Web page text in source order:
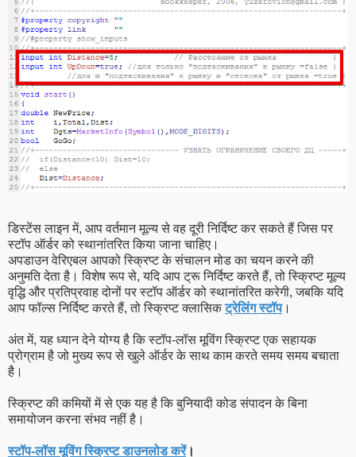
डिस्टेंस लाइन में, आप वर्तमान मूल्य से वह दूरी निर्दिष्ट कर सकते हैं जिस पर
स्टॉप ऑर्डर को स्थानांतरित किया जाना चाहिए।
अपडाउन वेरिएबल आपको स्क्रिप्ट के संचालन मोड का चयन करने की
अनुमति देता है। विशेष रूप से, यदि आप ट्रू निर्दिष्ट करते हैं, तो स्क्रिप्ट मूल्य
वृद्धि और प्रतिप्रवाह दोनों पर स्टॉप ऑर्डर को स्थानांतरित करेगी, जबकि यदि
आप फॉल्स निर्दिष्ट करते हैं, तो स्क्रिप्ट क्लासिकट्रेलिंग स्टॉप।
अंत में, यह ध्यान देने योग्य है कि स्टॉप-लॉस मूविंग स्क्रिप्ट एक सहायक
प्रोग्राम है जो मुख्य रूप से खुले ऑर्डर के साथ काम करते समय समय बचाता
है।
स्क्रिप्ट की कमियों में से एक यह है कि बुनियादी कोड संपादन के बिना
समायोजन करना संभव नहीं है।
स्टॉप-लॉस मूविंग स्क्रिप्ट डाउनलोड करें।